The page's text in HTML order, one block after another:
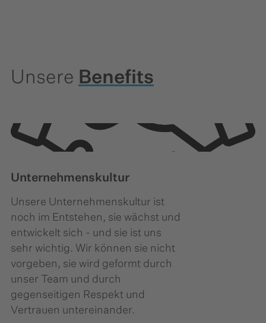
Unsere Benefits
Unternehmenskultur
Unsere Unternehmenskultur ist
noch im Entstehen, sie wächst und
entwickelt sich - und sie ist uns
sehr wichtig. Wir können sie nicht
vorgeben, sie wird geformt durch
unser Team und durch
gegenseitigen Respekt und
Vertrauen untereinander.